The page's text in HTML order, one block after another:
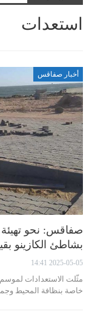
استعدات
أخبار صفاقس
صفاقس: نحو
بشاطئ الكازينو بقيمة 220 ألف
2025-05-05 14:41
خاصة بنظافة المحيط